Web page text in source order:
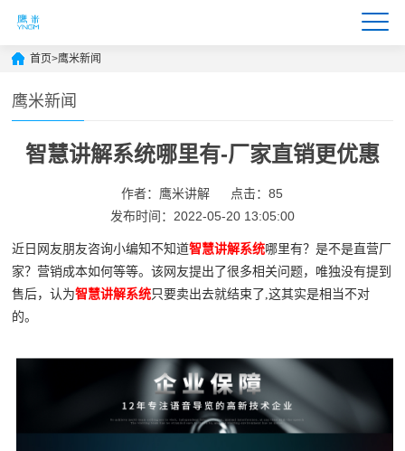
首页>鹰米新闻
鹰米新闻
智慧讲解系统哪里有-厂家直销更优惠
作者：鹰米讲解
点击：85
发布时间：2022-05-20 13:05:00
近日网友朋友咨询小编知不知道智慧讲解系统哪里有？是不是直营厂
家？营销成本如何等等。该网友提出了很多相关问题，唯独没有提到
售后，认为智慧讲解系统只要卖出去就结束了,这其实是相当不对
的。